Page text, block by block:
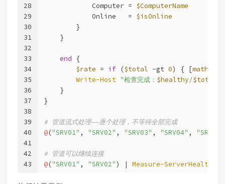
28
29
30
31
32
33
34
35
36
37
38
39
40
41
42
43
            Computer =
$ComputerName
            Online   =
$isOnline
        }
    }
end {
$rate = if ($total -gt 0) { [math
Write-Host "检查完成： $healthy/$total
    }
}
# 管道流式处理——逐个处理，不等待全部完成
@("SRV01" , "SRV02" , "SRV03" , "SRV04" , "SRV05"
# 管道可以继续连接
@("SRV01" , "SRV02") | Measure-ServerHealth